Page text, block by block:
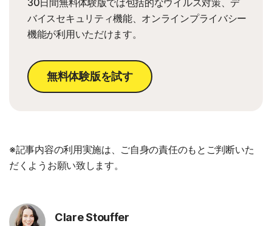
30日間無料体験版では包括的なウイルス対策、デ
バイスセキュリティ機能、オンラインプライバシー
機能が利用いただけます。
無料体験版を試す
※記事内容の利用実施は、ご自身の責任のもとご判断いた
だくようお願い致します。
Clare Stouffer